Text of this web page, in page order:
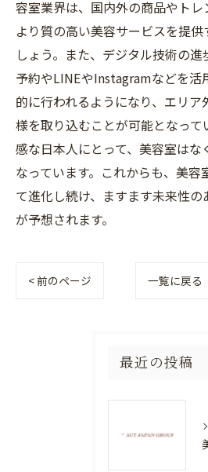
容室業界は、国内外の商品やトレ
より質の高い美容サービスを提
しょう。また、デジタル技術の
予約やLINEやInstagramなどを活
的に行われるようになり、エリ
様を取り込むことが可能となって
感な日本人にとって、美容室はな
なっています。これからも、美容
て進化し続け、ますます未来性の
が予想されます。
< 前のページ 一覧に戻る
最近の投稿